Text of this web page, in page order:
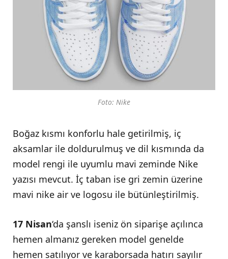
Foto: Nike
Boğaz kısmı konforlu hale getirilmiş, iç
aksamlar ile doldurulmuş ve dil kısmında da
model rengi ile uyumlu mavi zeminde Nike
yazısı mevcut. İç taban ise gri zemin üzerine
mavi nike air ve logosu ile bütünleştirilmiş.
17 Nisan‘da şanslı iseniz ön siparişe açılınca
hemen almanız gereken model genelde
hemen satılıyor ve karaborsada hatırı sayılır